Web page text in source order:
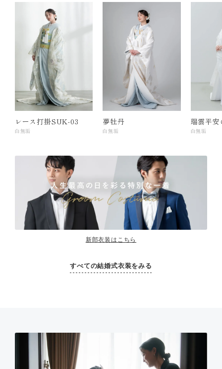
レース打掛SUK-03
白無垢
夢牡丹
白無垢
瑞雲平安
白無垢
新郎衣装はこちら
すべての結婚式衣装をみる